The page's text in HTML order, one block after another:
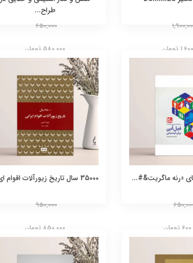
تومان
طراح...
650,000
580,000 تومان
«رنه ماگریت&#...
تومان
35000 سال تاریخ زیورآلات اقوام ای...
950,000
850,000 تومان